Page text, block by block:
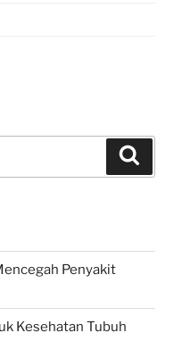
Penyakit
Kesehatan Tubuh